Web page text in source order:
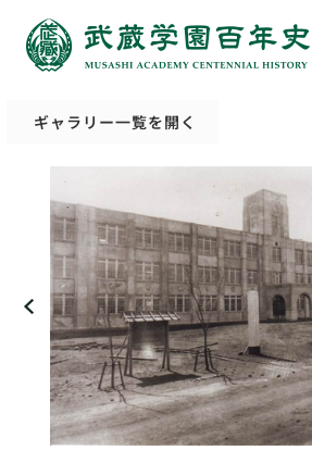
ギャラリー一覧を開く